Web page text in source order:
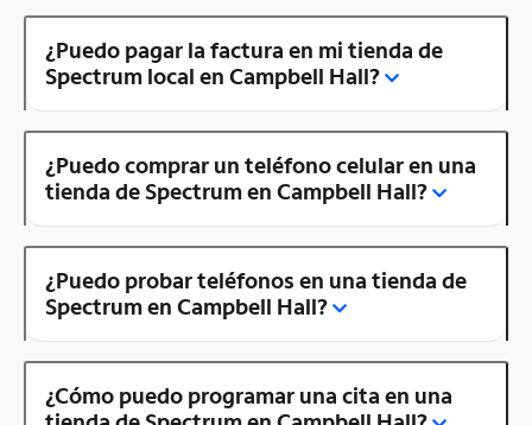
¿Puedo pagar la factura en mi tienda de
Spectrum local en Campbell Hall?
¿Puedo comprar un teléfono celular en una
tienda de Spectrum en Campbell Hall?
¿Puedo probar teléfonos en una tienda de
Spectrum en Campbell Hall?
¿Cómo puedo programar una cita en una